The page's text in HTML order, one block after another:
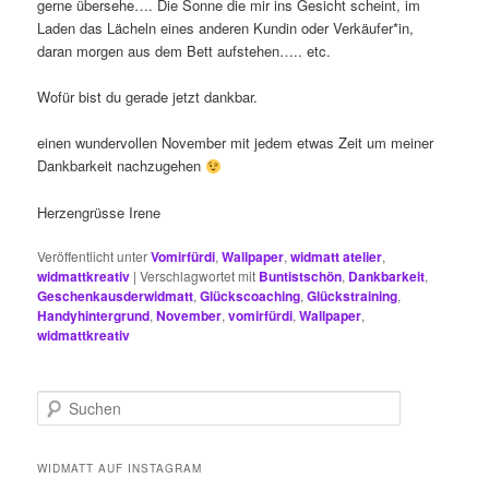
gerne übersehe…. Die Sonne die mir ins Gesicht scheint, im
Laden das Lächeln eines anderen Kundin oder Verkäufer*in,
daran morgen aus dem Bett aufstehen….. etc.
Wofür bist du gerade jetzt dankbar.
einen wundervollen November mit jedem etwas Zeit um meiner
Dankbarkeit nachzugehen
Herzengrüsse Irene
Veröffentlicht unterVomirfürdi,Wallpaper,widmatt atelier,
widmattkreativ |Verschlagwortet mit Buntistschön, Dankbarkeit,
Geschenkausderwidmatt,Glückscoaching,Glückstraining,
Handyhintergrund,November,vomirfürdi,Wallpaper,
widmattkreativ
u
h
WIDMATT AUF INSTAGRAM